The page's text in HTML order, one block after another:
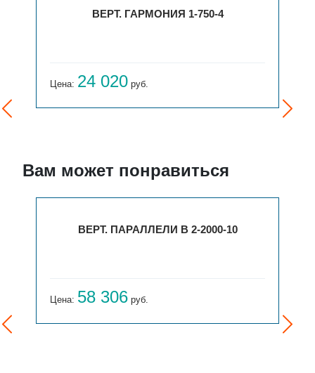
ВЕРТ. ГАРМОНИЯ 1-750-4
Цена: 24 020 руб.
Вам может понравиться
ВЕРТ. ПАРАЛЛЕЛИ В 2-2000-10
Цена: 58 306 руб.